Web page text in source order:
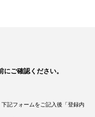
にご確認ください。
記フォームをご記入後「登録内